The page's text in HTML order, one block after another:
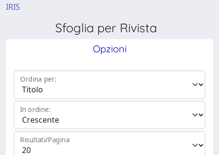
IRIS
Sfoglia per Rivista
Opzioni
Ordina per:
In ordine:
Risultati/Pagina